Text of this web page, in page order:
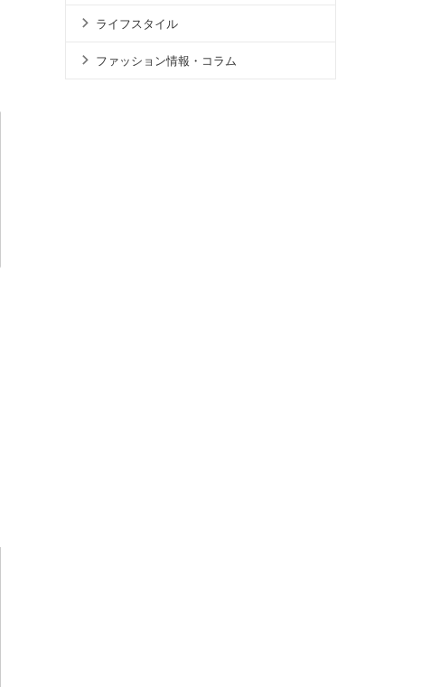
ライフスタイル
ファッション情報・コラム